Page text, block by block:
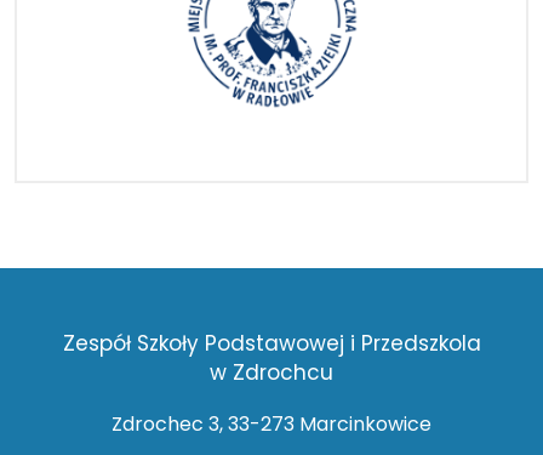
Zespół Szkoły Podstawowej i Przedszkola
w Zdrochcu
Zdrochec 3, 33-273 Marcinkowice